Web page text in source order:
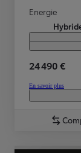
Energie
24 490 €
En savoir plus